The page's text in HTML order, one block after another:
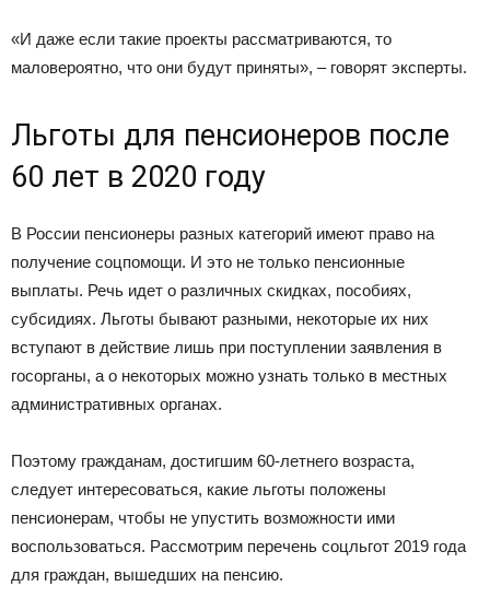
«И даже если такие проекты рассматриваются, то
маловероятно, что они будут приняты», – говорят эксперты.
Льготы для пенсионеров после
60 лет в 2020 году
В России пенсионеры разных категорий имеют право на
получение соцпомощи. И это не только пенсионные
выплаты. Речь идет о различных скидках, пособиях,
субсидиях. Льготы бывают разными, некоторые их них
вступают в действие лишь при поступлении заявления в
госорганы, а о некоторых можно узнать только в местных
административных органах.
Поэтому гражданам, достигшим 60-летнего возраста,
следует интересоваться, какие льготы положены
пенсионерам, чтобы не упустить возможности ими
воспользоваться. Рассмотрим перечень соцльгот 2019 года
для граждан, вышедших на пенсию.